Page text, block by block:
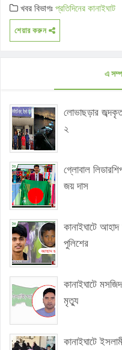
খবর বিভাগঃপ্রতিদিনের কানাইঘাট
শেয়ার করুন
এ
লোভাছড়ার
২
গ্লোবাল
জয় দাস
কানাইঘাটে আহাদ
পুলিশের
কানাইঘাটে
মৃত্যু
কানাইঘাটে